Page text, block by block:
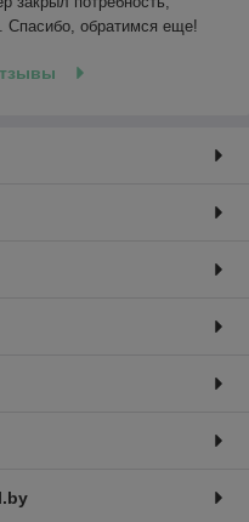
Спасибо, обратимся еще!